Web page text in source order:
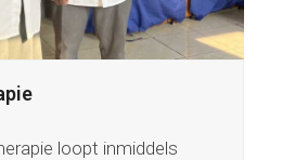
loopt inmiddels